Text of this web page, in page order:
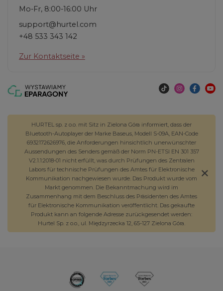
Mo-Fr, 8:00-16:00 Uhr
support@hurtel.com
+48 533 343 142
Zur Kontaktseite »
HURTEL sp. z o.o. mit Sitz in Zielona Góra informiert, dass der
Bluetooth-Autoplayer der Marke Baseus, Modell S-09A, EAN-Code
6932172626976, die Anforderungen hinsichtlich unerwünschter
Aussendungen des Senders gemäß der Norm PN-ETSI EN 301 357
V2.1.1:2018-01 nicht erfüllt, was durch Prüfungen des Zentralen
Labors für technische Prüfungen des Amtes für Elektronische
Kommunikation nachgewiesen wurde. Das Produkt wurde vom
Markt genommen. Die Bekanntmachung wird im
Zusammenhang mit dem Beschluss des Präsidenten des Amtes
für Elektronische Kommunikation veröffentlicht. Das gekaufte
Produkt kann an folgende Adresse zurückgesendet werden:
Hurtel Sp. z o.o., ul. Międzyrzecka 12, 65-127 Zielona Góra.